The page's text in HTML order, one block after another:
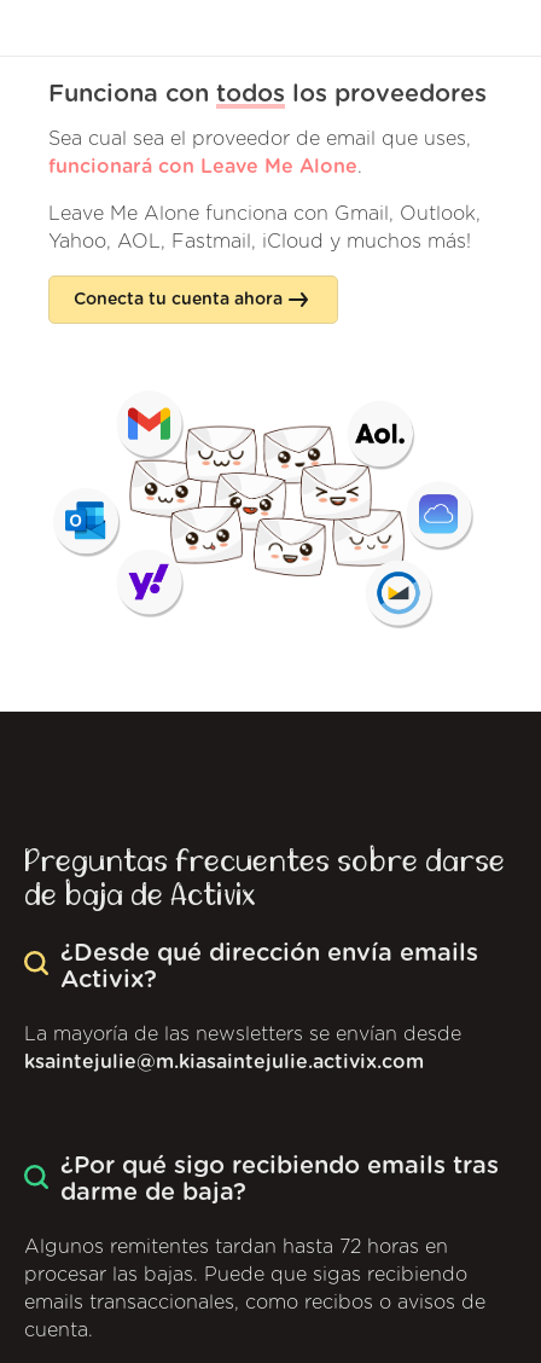
Funciona con todos los proveedores
Sea cual sea el proveedor de email que uses,
funcionará con Leave Me Alone.
Leave Me Alone funciona con Gmail, Outlook,
Yahoo, AOL, Fastmail, iCloud y muchos más!
Conecta tu cuenta ahora
Preguntas frecuentes sobre darse
de baja de Activix
¿Desde qué dirección envía emails
Activix?
La mayoría de las newsletters se envían desde
ksaintejulie@m.kiasaintejulie.activix.com
¿Por qué sigo recibiendo emails tras
darme de baja?
Algunos remitentes tardan hasta 72 horas en
procesar las bajas. Puede que sigas recibiendo
emails transaccionales, como recibos o avisos de
cuenta.